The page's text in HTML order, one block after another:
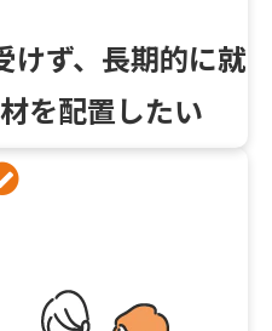
けず、長期的に就
を配置したい